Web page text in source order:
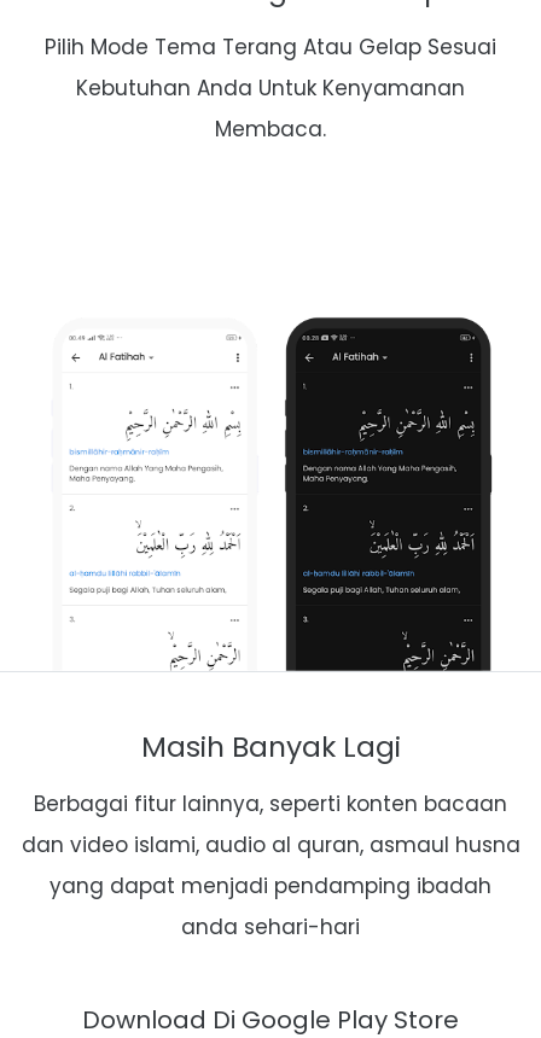
Pilih Mode Tema Terang Atau Gelap Sesuai
Kebutuhan Anda Untuk Kenyamanan
Membaca.
Masih Banyak Lagi
Berbagai fitur lainnya, seperti konten bacaan
dan video islami, audio al quran, asmaul husna
yang dapat menjadi pendamping ibadah
anda sehari-hari
Download Di Google Play Store